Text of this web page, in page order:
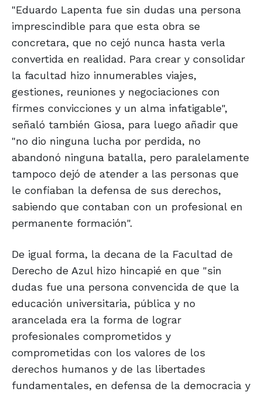
"Eduardo Lapenta fue sin dudas una persona
imprescindible para que esta obra se
concretara, que no cejó nunca hasta verla
convertida en realidad. Para crear y consolidar
la facultad hizo innumerables viajes,
gestiones, reuniones y negociaciones con
firmes convicciones y un alma infatigable",
señaló también Giosa, para luego añadir que
"no dio ninguna lucha por perdida, no
abandonó ninguna batalla, pero paralelamente
tampoco dejó de atender a las personas que
le confiaban la defensa de sus derechos,
sabiendo que contaban con un profesional en
permanente formación".
De igual forma, la decana de la Facultad de
Derecho de Azul hizo hincapié en que "sin
dudas fue una persona convencida de que la
educación universitaria, pública y no
arancelada era la forma de lograr
profesionales comprometidos y
comprometidas con los valores de los
derechos humanos y de las libertades
fundamentales, en defensa de la democracia y